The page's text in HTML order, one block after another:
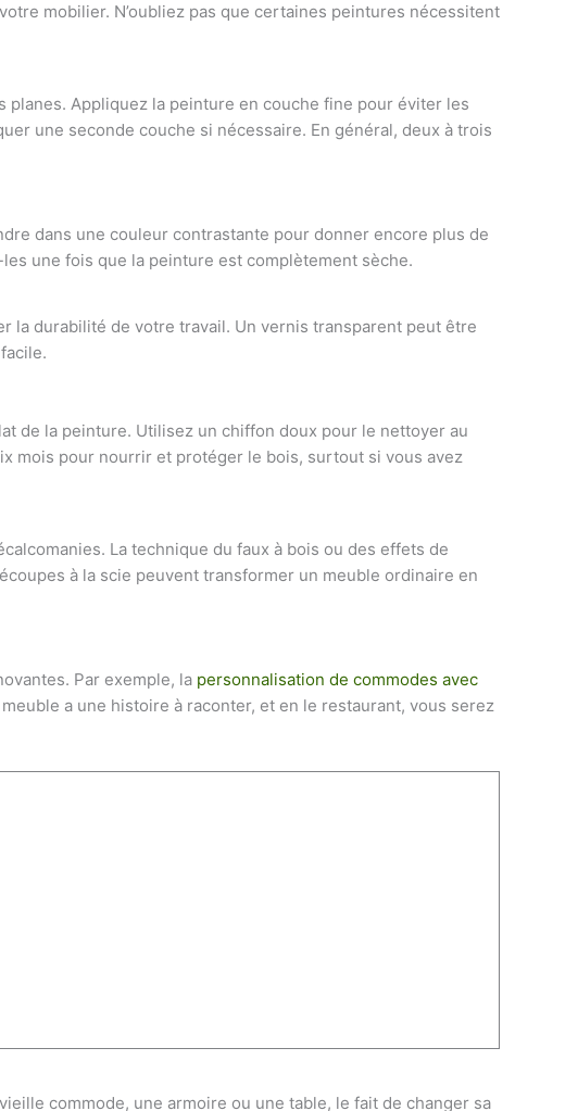
mobilier. N’oubliez pas que certaines peintures nécessitent
Appliquez la peinture en couche fine pour éviter les
une seconde couche si nécessaire. En général, deux à trois
dans une couleur contrastante pour donner encore plus de
une fois que la peinture est complètement sèche.
la durabilité de votre travail. Un vernis transparent peut être
de la peinture. Utilisez un chiffon doux pour le nettoyer au
mois pour nourrir et protéger le bois, surtout si vous avez
La technique du faux à bois ou des effets de
à la scie peuvent transformer un meuble ordinaire en
Par exemple, la personnalisation de commodes avec
a une histoire à raconter, et en le restaurant, vous serez
commode, une armoire ou une table, le fait de changer sa